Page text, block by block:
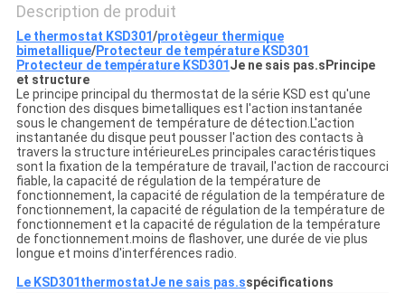
PRIVACY
POLICY
Description de produit
Le thermostat KSD301/protègeur thermique
bimetallique/Protecteur de température KSD301
Protecteur de température KSD301 Je ne sais pas.s Principe
et structure
Le principe principal du thermostat de la série KSD est qu'une
fonction des disques bimetalliques est l'action instantanée
sous le changement de température de détection.L'action
instantanée du disque peut pousser l'action des contacts à
travers la structure intérieureLes principales caractéristiques
sont la fixation de la température de travail, l'action de raccourci
fiable, la capacité de régulation de la température de
fonctionnement, la capacité de régulation de la température de
fonctionnement, la capacité de régulation de la température de
fonctionnement et la capacité de régulation de la température
de fonctionnement.moins de flashover, une durée de vie plus
longue et moins d'interférences radio.
Le KSD301 thermostatJe ne sais pas.sspécifications